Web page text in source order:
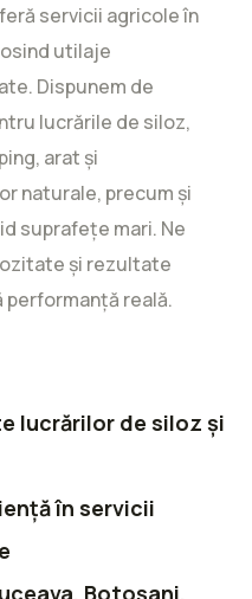
servicii agricole în
utilaje
Dispunem de
lucrările de siloz,
arat și
naturale, precum și
suprafețe mari. Ne
și rezultate
reală.
lucrărilor de siloz și
în servicii
Botoșani,